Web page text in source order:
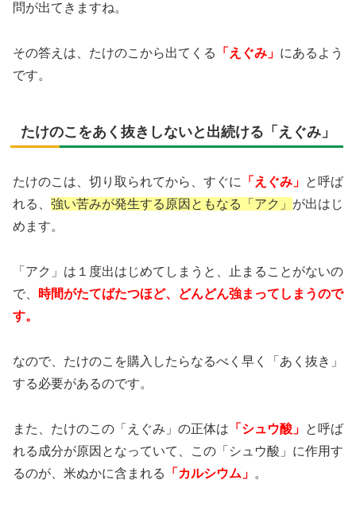
問が出てきますね。
その答えは、たけのこから出てくる 「えぐみ」 にあるよう
です。
たけのこをあく抜きしないと出続ける「えぐみ」
たけのこは、切り取られてから、すぐに 「えぐみ」 と呼ば
れる、 強い苦みが発生する原因ともなる「アク」 が出はじ
めます。
「アク」は１度出はじめてしまうと、止まることがないの
で、
時間がたてばたつほど、どんどん強まってしまうので
す。
なので、たけのこを購入したらなるべく早く「あく抜き」
する必要があるのです。
また、たけのこの「えぐみ」の正体は 「シュウ酸」 と呼ば
れる成分が原因となっていて、この「シュウ酸」に作用す
るのが、米ぬかに含まれる
「カルシウム」 。